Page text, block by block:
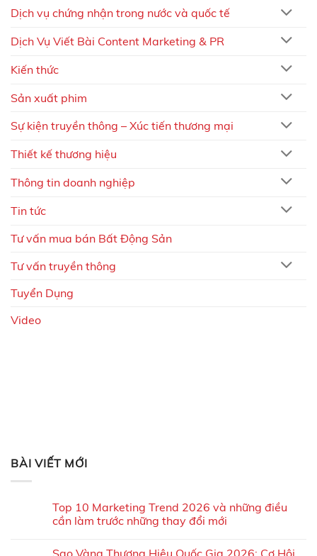
Dịch vụ chứng nhận trong nước và quốc tế
Dịch Vụ Viết Bài Content Marketing & PR
Kiến thức
Sản xuất phim
Sự kiện truyền thông – Xúc tiến thương mại
Thiết kế thương hiệu
Thông tin doanh nghiệp
Tin tức
Tư vấn mua bán Bất Động Sản
Tư vấn truyền thông
Tuyển Dụng
Video
BÀI VIẾT MỚI
Top 10 Marketing Trend 2026 và những điều
cần làm trước những thay đổi mới
Sao Vàng Thương Hiệu Quốc Gia 2026: Cơ Hội